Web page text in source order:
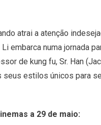
atrai a atenção
embarca numa jornada
de kung fu, Sr. Han
estilos únicos para
a 29 de maio: